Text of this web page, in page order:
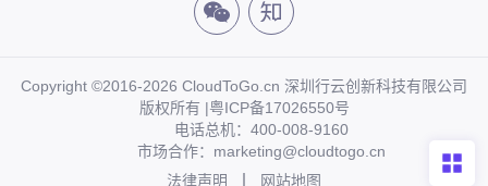
Copyright ©2016-2026 CloudToGo.cn 深圳行云创新科技有限公司
版权所有 |粤ICP备17026550号
电话总机：400-008-9160
市场合作：marketing@cloudtogo.cn
法律声明
网站地图